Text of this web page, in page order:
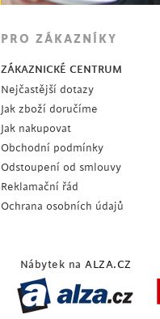
PRO ZÁKAZNÍKY
ZÁKAZNICKÉ CENTRUM
Nejčastější dotazy
Jak zboží doručíme
Jak nakupovat
Obchodní podmínky
Odstoupení od smlouvy
Reklamační řád
Ochrana osobních údajů
Nábytek na ALZA.CZ